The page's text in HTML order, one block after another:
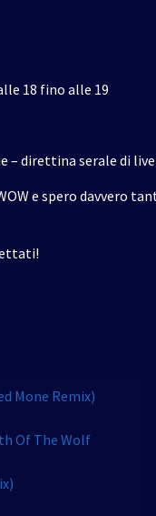
18 fino alle 19
– direttina serale di live
e spero davvero
Mone Remix)
Of The Wolf